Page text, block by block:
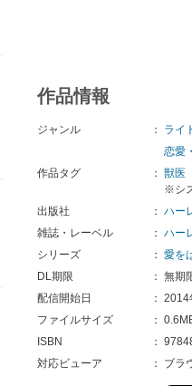
作品情報
ジャンル ：
ライ
恋愛
作品タグ
： 獣医
※シ
出版社
： ハー
雑誌・レーベル
： ハー
シリーズ
： 愛を
DL期限
： 無期
配信開始日
： 2014
ファイルサイズ
：
ISBN
：
対応ビューア
： ブラ